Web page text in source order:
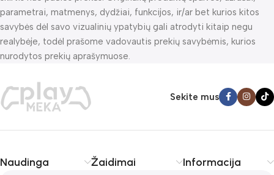
parametrai, matmenys, dydžiai, funkcijos, ir/ar bet kurios kitos
savybės dėl savo vizualinių ypatybių gali atrodyti kitaip negu
realybėje, todėl prašome vadovautis prekių savybėmis, kurios
nurodytos prekių aprašymuose.
Sekite mus
Naudinga Žaidimai Informacija